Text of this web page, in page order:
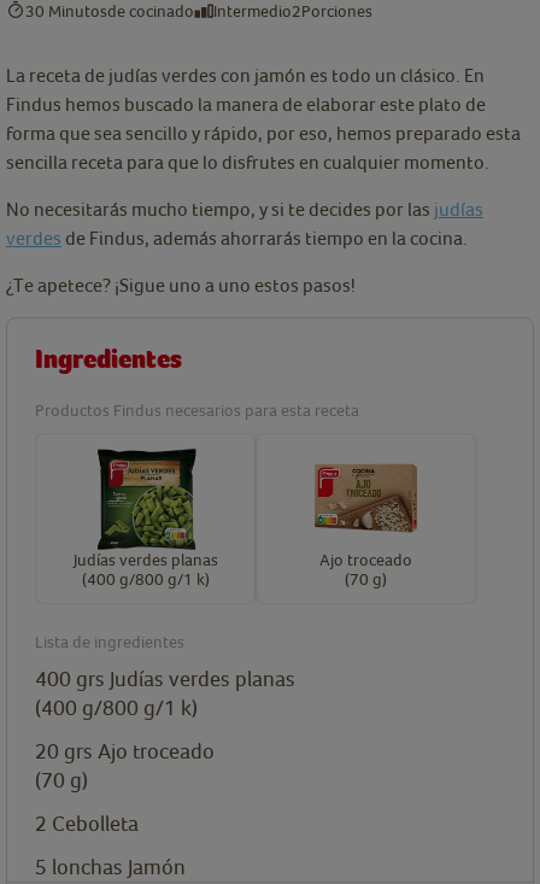
30 Minutosde cocinado Intermedio2Porciones
La receta de judías verdes con jamón es todo un clásico. En
Findus hemos buscado la manera de elaborar este plato de
forma que sea sencillo y rápido, por eso, hemos preparado esta
sencilla receta para que lo disfrutes en cualquier momento.
No necesitarás mucho tiempo, y si te decides por las judías
verdes de Findus, además ahorrarás tiempo en la cocina.
¿Te apetece? ¡Sigue uno a uno estos pasos!
Ingredientes
Productos Findus necesarios para esta receta
Judías verdes planas
(400 g/800 g/1 k)
Ajo troceado
(70 g)
Lista de ingredientes
400 grs Judías verdes planas
(400 g/800 g/1 k)
20 grs Ajo troceado
(70 g)
2 Cebolleta
5 lonchas Jamón